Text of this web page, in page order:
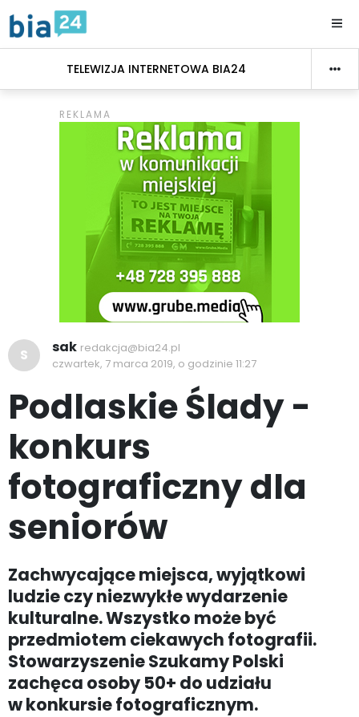
TELEWIZJA INTERNETOWA BIA24
S sak redakcja@bia24.pl
czwartek, 7 marca 2019, o godzinie 11:27
Podlaskie Ślady -
konkurs
fotograficzny dla
seniorów
Zachwycające miejsca, wyjątkowi
ludzie czy niezwykłe wydarzenie
kulturalne. Wszystko może być
przedmiotem ciekawych fotografii.
Stowarzyszenie Szukamy Polski
zachęca osoby 50+ do udziału
w konkursie fotograficznym.